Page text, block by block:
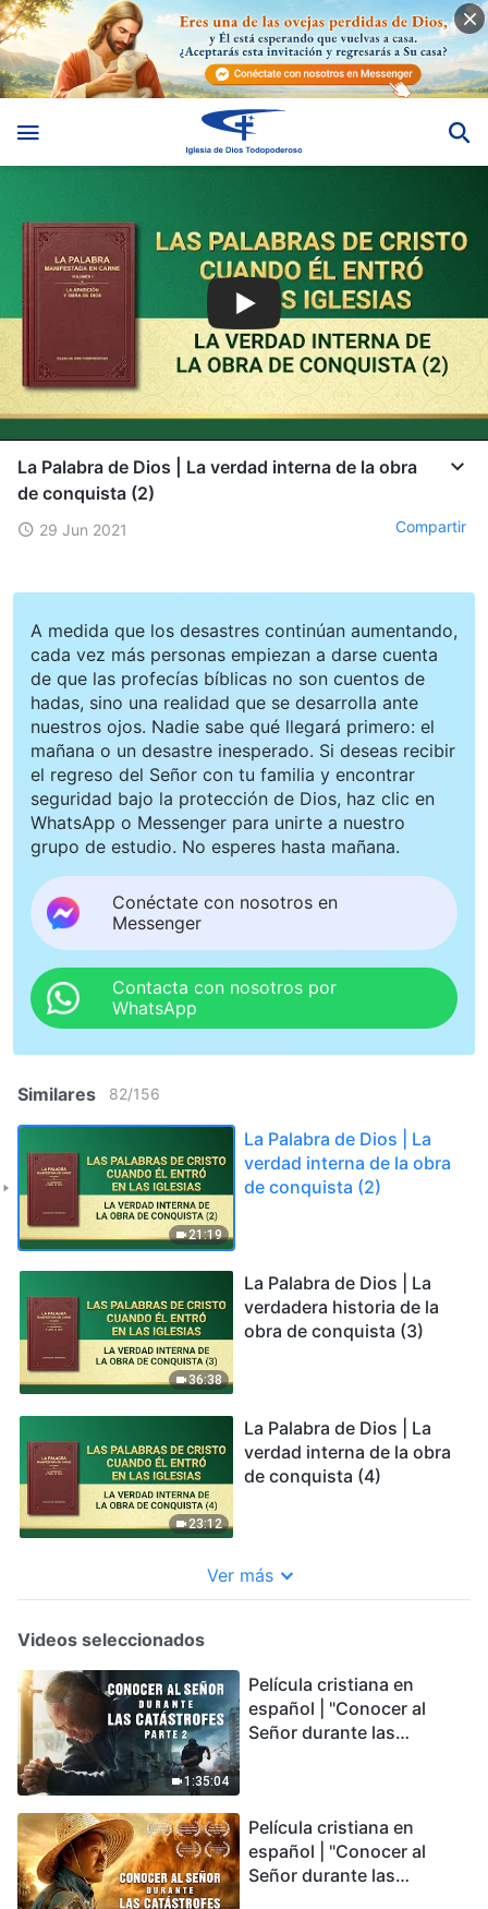
La Palabra de Dios | La verdad interna de la obra
de conquista (2)
29 Jun 2021 Compartir
A medida que los desastres continúan aumentando,
cada vez más personas empiezan a darse cuenta
de que las profecías bíblicas no son cuentos de
hadas, sino una realidad que se desarrolla ante
nuestros ojos. Nadie sabe qué llegará primero: el
mañana o un desastre inesperado. Si deseas recibir
el regreso del Señor con tu familia y encontrar
seguridad bajo la protección de Dios, haz clic en
WhatsApp o Messenger para unirte a nuestro
grupo de estudio. No esperes hasta mañana.
Conéctate con nosotros en
Messenger
Contacta con nosotros por
WhatsApp
Similares 82/156
21:19
La Palabra de Dios | La
verdad interna de la obra
de conquista (2)
36:38
La Palabra de Dios | La
verdadera historia de la
obra de conquista (3)
23:12
La Palabra de Dios | La
verdad interna de la obra
de conquista (4)
Ver más
Videos seleccionados
1:35:04
Película cristiana en
español | "Conocer al
Señor durante las
podemos sobrevivir?
Película cristiana en
español | "Conocer al
Señor durante las